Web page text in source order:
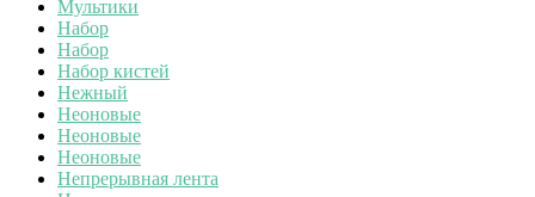
Мультики
Набор
Набор
Набор кистей
Нежный
Неоновые
Неоновые
Неоновые
Непрерывная лента